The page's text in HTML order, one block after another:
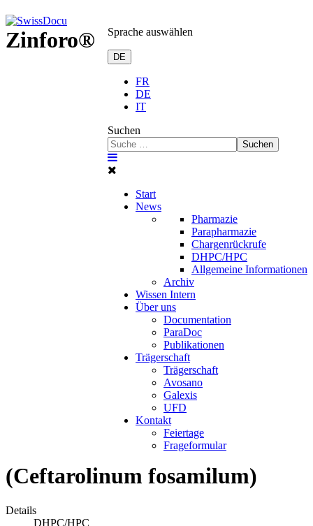
Sprache auswählen
DE
FR
DE
IT
Suchen
Suchen
Start
News
Pharmazie
Parapharmazie
Chargenrückrufe
DHPC/HPC
Allgemeine Informationen
Archiv
Wissen Intern
Über uns
Documentation
ParaDoc
Publikationen
Trägerschaft
Trägerschaft
Avosano
Galexis
UFD
Kontakt
Feiertage
Frageformular
Zinforo®
(Ceftarolinum fosamilum)
Details
DHPC/HPC